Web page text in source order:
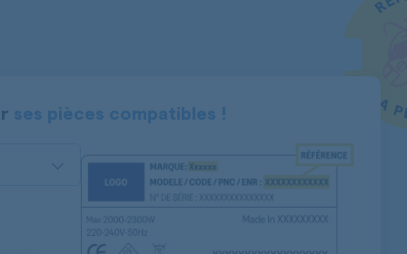
ses pièces compatibles !